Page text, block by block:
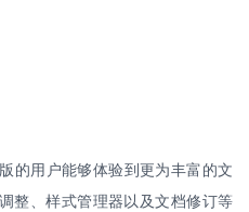
的用户能够体验到更为丰富的文
整、样式管理器以及文档修订等